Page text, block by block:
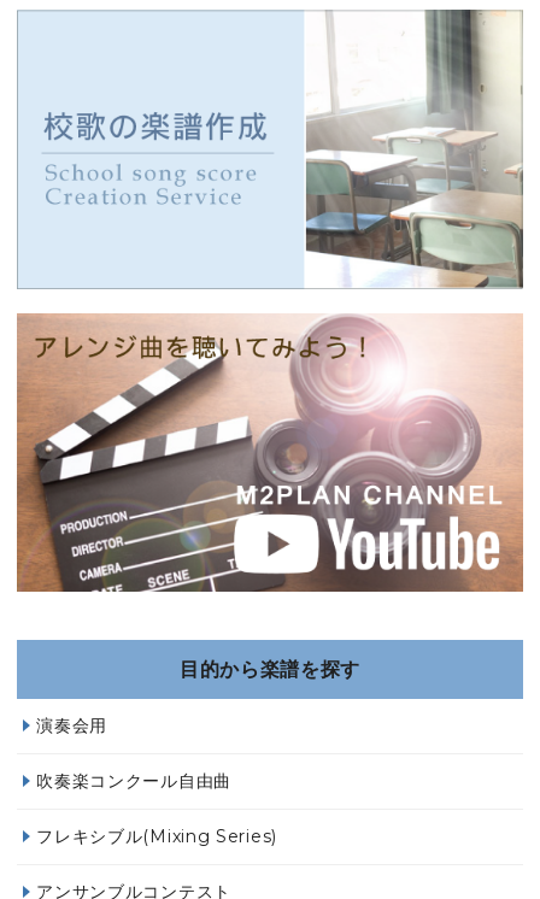
目的から楽譜を探す
演奏会用
吹奏楽コンクール自由曲
フレキシブル(Mixing Series)
アンサンブルコンテスト